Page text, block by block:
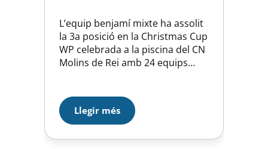
L’equip benjamí mixte ha assolit
la 3a posició en la Christmas Cup
WP celebrada a la piscina del CN
Molins de Rei amb 24 equips
han guanyat 7 dels 8 partis
jugats i solament el gran favorit
de la competició els ha deixat
fóra de la…
Llegir més